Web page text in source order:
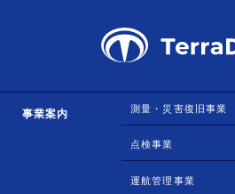
事業案内 測量・災害復旧事業
点検事業
運航管理事業